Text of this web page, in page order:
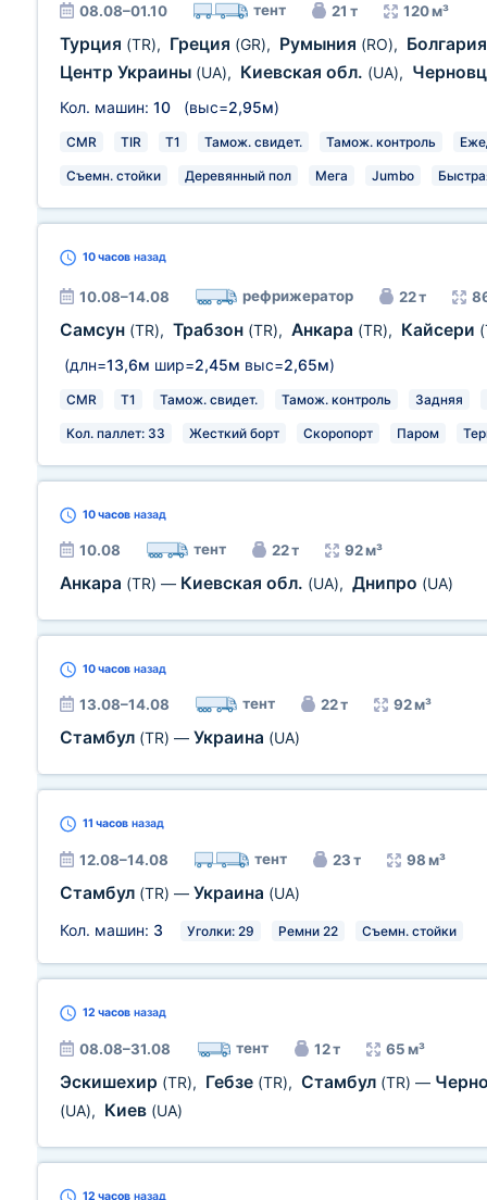
08.08–01.10 тент 21 т 120 м³
Турция (TR), Греция (GR), Румыния (RO),
Центр Украины (UA), Киевская обл. (UA),
Кол. машин: 10 (выс=2,95м)
CMR TIR T1 Тамож. свидет. Тамож. контроль
Съемн. стойки Деревянный пол Мега Jumbo
10 часов назад
10.08–14.08 рефрижератор 22 т
Самсун (TR), Трабзон (TR), Анкара (TR), Кайсери
(длн=13,6м шир=2,45м выс=2,65м)
CMR T1 Тамож. свидет. Тамож. контроль Задняя
Кол. паллет: 33 Жесткий борт Скоропорт Паром
10 часов назад
10.08 тент 22 т 92 м³
Анкара (TR) — Киевская обл. (UA), Днипро (UA)
10 часов назад
13.08–14.08 тент 22 т 92 м³
Стамбул (TR) — Украина (UA)
11 часов назад
12.08–14.08 тент 23 т 98 м³
Стамбул (TR) — Украина (UA)
Кол. машин: 3 Уголки: 29 Ремни 22 Съемн. стойки
12 часов назад
08.08–31.08 тент 12 т 65 м³
Эскишехир (TR), Гебзе (TR), Стамбул (TR) —
(UA), Киев (UA)
12 часов назад